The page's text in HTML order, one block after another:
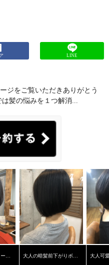
LINE
ジをご覧いただきありがとう
髪の悩みを１つ解消...
大人の暗髪前下がりボブ【学芸大学】【髪質改善】